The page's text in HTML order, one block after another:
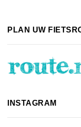
PLAN UW
INSTAGRAM